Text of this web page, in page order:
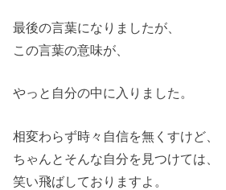
最後の言葉になりましたが、
この言葉の意味が、
やっと自分の中に入りました。
相変わらず時々自信を無くすけど、
ちゃんとそんな自分を見つけては、
笑い飛ばしておりますよ。